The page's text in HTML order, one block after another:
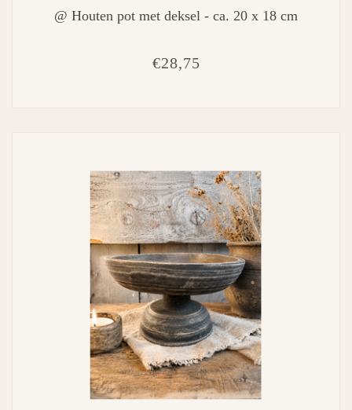
@ Houten pot met deksel - ca. 20 x 18 cm
€28,75